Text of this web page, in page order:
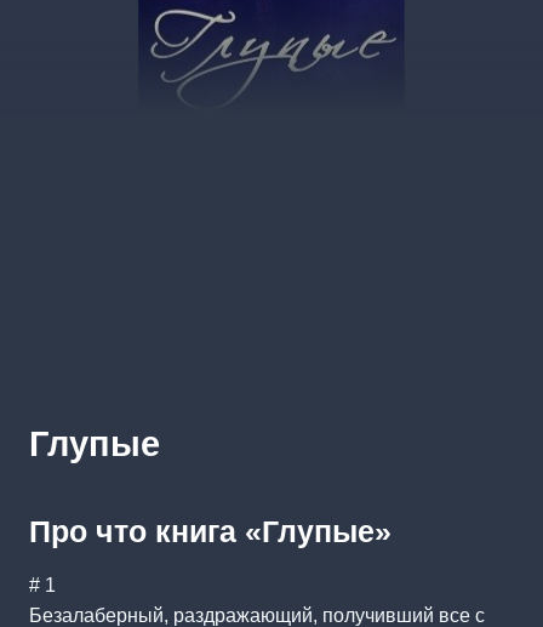
Глупые
Про что книга «Глупые»
# 1
Безалаберный, раздражающий, получивший все с